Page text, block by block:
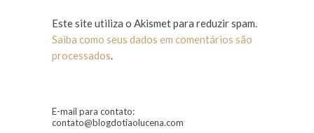
Este site utiliza o Akismet para reduzir spam.
Saiba como seus dados em comentários são
processados.
E-mail para contato:
contato@blogdotiaolucena.com